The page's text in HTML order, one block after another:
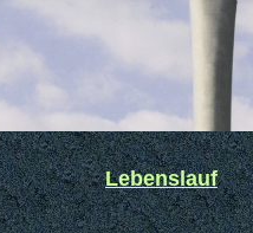
Lebenslauf